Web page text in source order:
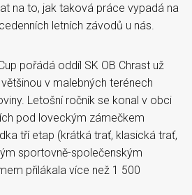
na to, jak taková práce vypadá na
letních závodů u nás.
pořádá oddíl SK OB Chrast už
v malebných terénech
Letošní ročník se konal v obci
pod loveckým zámečkem
tří etap (krátká trať, klasická trať,
sportovně-společenským
přilákala více než 1 500